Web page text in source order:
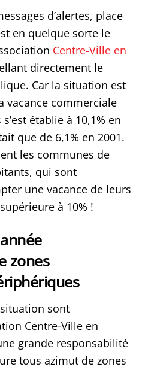
d’alertes, place
en quelque sorte le
Centre-Ville en
directement le
Car la situation est
vacance commerciale
établie à 10,1% en
que de 6,1% en 2001.
les communes de
qui sont
une vacance de leurs
à 10% !
zones
sont
Centre-Ville en
grande responsabilité
tous azimut de zones